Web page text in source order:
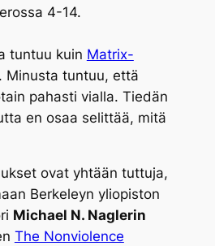
4-14.
tuntuu kuin Matrix-
. Minusta tuntuu, että
pahasti vialla. Tiedän
en osaa selittää, mitä
ovat yhtään tuttuja,
Berkeleyn yliopiston
Michael N. Naglerin
The Nonviolence